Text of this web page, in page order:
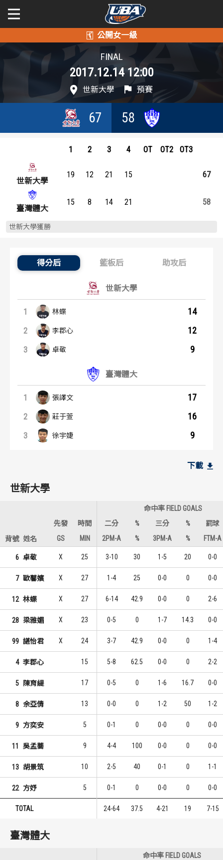
公開男一級
學年度
賽事資訊
戰績排行
球隊資訊
選手資訊
數據統計
歷屆個人獎得主
歷史數據排行
公開女一級
學年度
賽事資訊
戰績排行
球隊資訊
選手資訊
數據統計
歷屆個人獎得主
歷史數據排行
FINAL
2017.12.14 12:00
世新大學 預賽
67 58
1 2 3 4 OT OT2 OT3
世新大學
19 12 21 15 67
58
15 8 14 21
臺灣體大
世新大學獲勝
得分后 籃板后 助攻后
得分后：內容起點
世新大學
1 林蝶 14
2 李郡心 12
3 卓敬 9
臺灣體大
1 張譯文 17
2 莊于萱 16
3 徐宇婕 9
1
梁雅媚 5
臺灣體大
1 張譯文 11
2 莊于萱 7
2 7
1
歐馨嬪 3
臺灣體大
1 徐宇婕 5
2 莊于萱 4
3 3
下載
世新大學
命中率 FIELD GOALS
先發
時間 二分 % 三分 %
罰球
背號 姓名 GS MIN 2PM-A % 3PM-A % FTM-A
6 卓敬 X 25 3-10 30 1-5 20 0-0
7 歐馨嬪 X 27 1-4 25 0-0 0 0-0
12 林蝶 X 27 6-14 42.9 0-0 0 2-6
28 梁雅媚 X 23 0-5 0 1-7 14.3 0-0
99 諶怡君 X 24 3-7 42.9 0-0 0 1-4
4 李郡心 15 5-8 62.5 0-0 0 2-2
5 陳育緹 17 0-5 0 1-6 16.7 0-0
8 余亞倩 13 0-0 0 1-2 50 1-2
9 方奕安 5 0-1 0 0-0 0 0-0
11 吳孟蕎 9 4-4 100 0-0 0 0-0
13 胡景筑 10 2-5 40 0-1 0 1-1
22 方妤 5 0-1 0 0-0 0 0-0
TOTAL 24-64 37.5 4-21 19 7-15
臺灣體大
命中率 FIELD GOALS